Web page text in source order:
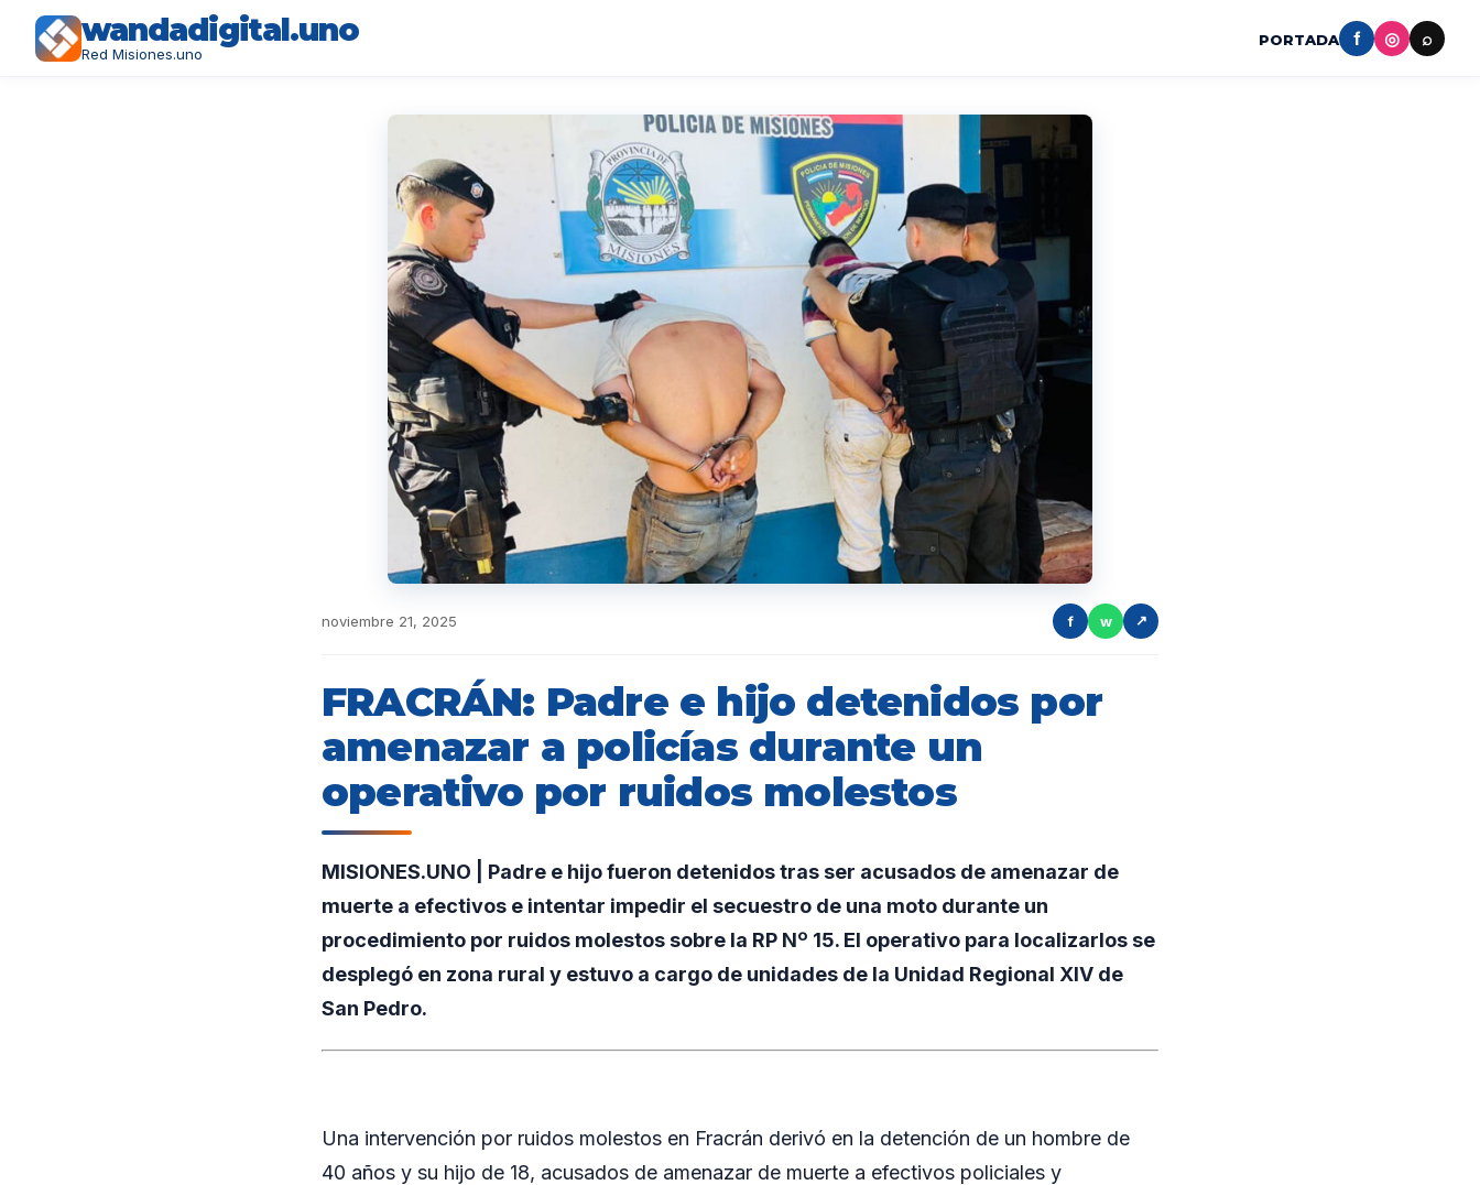
wandadigital.uno
Red Misiones.uno
PORTADA f ◎ ⌕
noviembre 21, 2025 f w ↗
FRACRÁN: Padre e hijo detenidos por
amenazar a policías durante un
operativo por ruidos molestos
MISIONES.UNO | Padre e hijo fueron detenidos tras ser acusados de amenazar de
muerte a efectivos e intentar impedir el secuestro de una moto durante un
procedimiento por ruidos molestos sobre la RP Nº 15. El operativo para localizarlos se
desplegó en zona rural y estuvo a cargo de unidades de la Unidad Regional XIV de
San Pedro.
Una intervención por ruidos molestos en Fracrán derivó en la detención de un hombre de
40 años y su hijo de 18, acusados de amenazar de muerte a efectivos policiales y